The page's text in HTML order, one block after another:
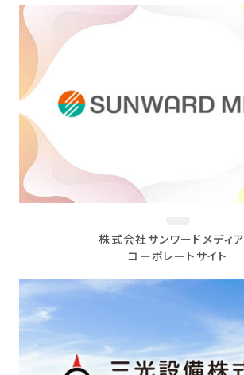
株式会社サンワードメディ
コーポレートサイト